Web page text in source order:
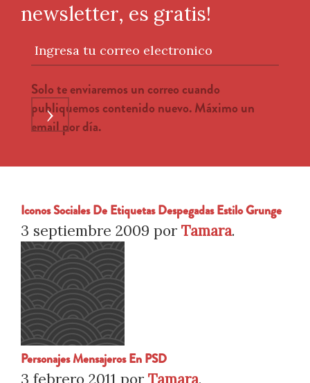
newsletter, es gratis!
Ingresa tu correo electronico
Solo te enviaremos un correo cuando
publiquemos contenido nuevo. Máximo un
email por día.
›
Iconos Sociales De Etiquetas Despegadas Estilo Grunge
3 septiembre 2009 por Tamara.
Personajes Mensajeros En PSD